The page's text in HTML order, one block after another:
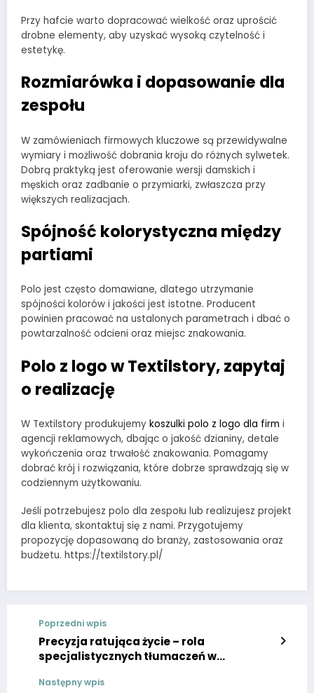
Przy hafcie warto dopracować wielkość oraz uprościć
drobne elementy, aby uzyskać wysoką czytelność i
estetykę.
Rozmiarówka i dopasowanie dla
zespołu
W zamówieniach firmowych kluczowe są przewidywalne
wymiary i możliwość dobrania kroju do różnych sylwetek.
Dobrą praktyką jest oferowanie wersji damskich i
męskich oraz zadbanie o przymiarki, zwłaszcza przy
większych realizacjach.
Spójność kolorystyczna między
partiami
Polo jest często domawiane, dlatego utrzymanie
spójności kolorów i jakości jest istotne. Producent
powinien pracować na ustalonych parametrach i dbać o
powtarzalność odcieni oraz miejsc znakowania.
Polo z logo w Textilstory, zapytaj
o realizację
W Textilstory produkujemy koszulki polo z logo dla firm i
agencji reklamowych, dbając o jakość dzianiny, detale
wykończenia oraz trwałość znakowania. Pomagamy
dobrać krój i rozwiązania, które dobrze sprawdzają się w
codziennym użytkowaniu.
Jeśli potrzebujesz polo dla zespołu lub realizujesz projekt
dla klienta, skontaktuj się z nami. Przygotujemy
propozycję dopasowaną do branży, zastosowania oraz
budżetu. https://textilstory.pl/
Poprzedni wpis
Precyzja ratująca życie – rola
specjalistycznych tłumaczeń w
Następny wpis